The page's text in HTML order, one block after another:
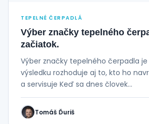
TEPELNÉ ČERPADLÁ
Výber značky tepelného
začiatok.
Výber značky tepelného čerpadla
výsledku rozhoduje aj to, kto ho
a servisuje Keď sa dnes človek...
Tomáš Ďuriš